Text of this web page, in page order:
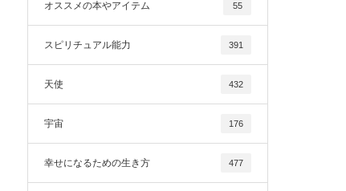
オススメの本やアイテム 55
スピリチュアル能力 391
天使 432
宇宙 176
幸せになるための生き方 477